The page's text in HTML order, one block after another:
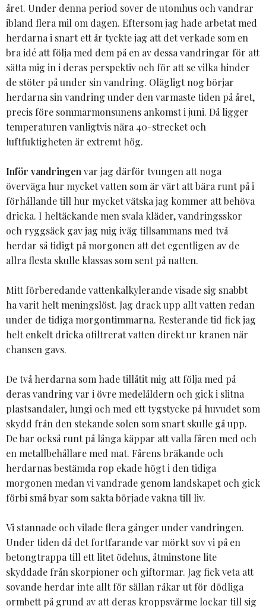
året. Under denna period sover de utomhus och vandrar
ibland flera mil om dagen. Eftersom jag hade arbetat med
herdarna i snart ett år tyckte jag att det verkade som en
bra idé att följa med dem på en av dessa vandringar för att
sätta mig in i deras perspektiv och för att se vilka hinder
de stöter på under sin vandring. Olägligt nog börjar
herdarna sin vandring under den varmaste tiden på året,
precis före sommarmonsunens ankomst i juni. Då ligger
temperaturen vanligtvis nära 40-strecket och
luftfuktigheten är extremt hög.
Inför vandringen var jag därför tvungen att noga
överväga hur mycket vatten som är värt att bära runt på i
förhållande till hur mycket vätska jag kommer att behöva
dricka. I heltäckande men svala kläder, vandringsskor
och ryggsäck gav jag mig iväg tillsammans med två
herdar så tidigt på morgonen att det egentligen av de
allra flesta skulle klassas som sent på natten.
Mitt förberedande vattenkalkylerande visade sig snabbt
ha varit helt meningslöst. Jag drack upp allt vatten redan
under de tidiga morgontimmarna. Resterande tid fick jag
helt enkelt dricka ofiltrerat vatten direkt ur kranen när
chansen gavs.
De två herdarna som hade tillåtit mig att följa med på
deras vandring var i övre medelåldern och gick i slitna
plastsandaler, lungi och med ett tygstycke på huvudet som
skydd från den stekande solen som snart skulle gå upp.
De bar också runt på långa käppar att valla fåren med och
en metallbehållare med mat. Fårens bräkande och
herdarnas bestämda rop ekade högt i den tidiga
morgonen medan vi vandrade genom landskapet och gick
förbi små byar som sakta började vakna till liv.
Vi stannade och vilade flera gånger under vandringen.
Under tiden då det fortfarande var mörkt sov vi på en
betongtrappa till ett litet ödehus, åtminstone lite
skyddade från skorpioner och giftormar. Jag fick veta att
sovande herdar inte allt för sällan råkar ut för dödliga
ormbett på grund av att deras kroppsvärme lockar till sig